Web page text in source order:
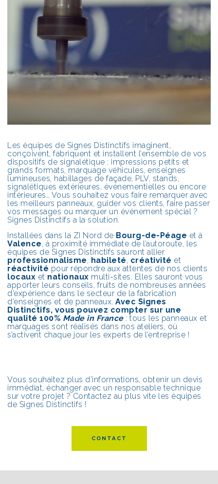
Les équipes de Signes Distinctifs imaginent,
conçoivent, fabriquent et installent l’ensemble de vos
dispositifs de signalétique : impressions petits et
grands formats, marquage véhicules, enseignes
lumineuses, habillages de façade, PLV, stands,
signalétiques extérieures, événementielles ou encore
intérieures… Vous souhaitez vous faire remarquer avec
les meilleurs panneaux, guider vos clients, faire passer
vos messages ou marquer un événement spécial ?
Signes Distinctifs a la solution.
Installées dans la ZI Nord de Bourg-de-Péage et à
Valence, à proximité immédiate de l’autoroute, les
équipes de Signes Distinctifs sauront allier
professionnalisme, habileté, créativité et
réactivité pour répondre aux attentes de nos clients
locaux et nationaux multi-sites. Elles sauront vous
apporter leurs conseils, fruits de nombreuses années
d’expérience dans le secteur de la fabrication
d’enseignes et de panneaux. Avec Signes
Distinctifs, vous pouvez compter sur une
qualité 100% Made in France: tous les panneaux et
marquages sont réalisés dans nos ateliers, où
s’activent chaque jour les experts de l’entreprise !
Vous souhaitez plus d’informations, obtenir un devis
immédiat, échanger avec un responsable technique
sur votre projet ? Contactez au plus vite les équipes
de Signes Distinctifs !
CONTACT